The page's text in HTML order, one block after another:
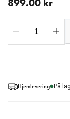
Hjemlevering På
899.00 kr